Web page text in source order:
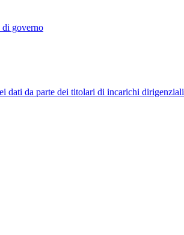
di governo
dati da parte dei titolari di incarichi dirigenziali